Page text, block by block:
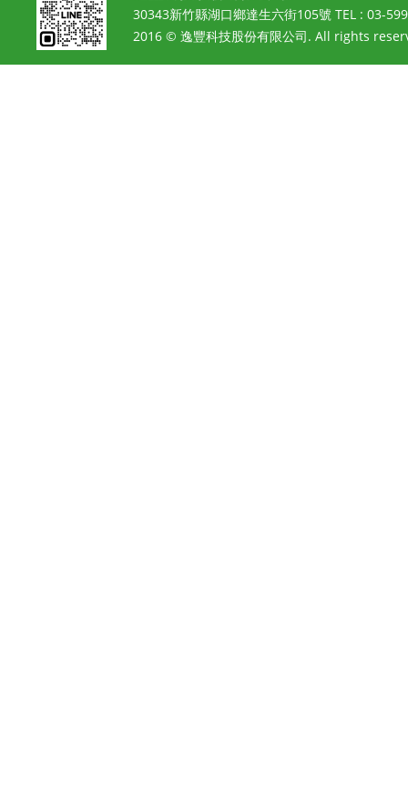
30343新竹縣湖口鄉達生六街105號 TEL : 03-
2016 © 逸豐科技股份有限公司. All rights